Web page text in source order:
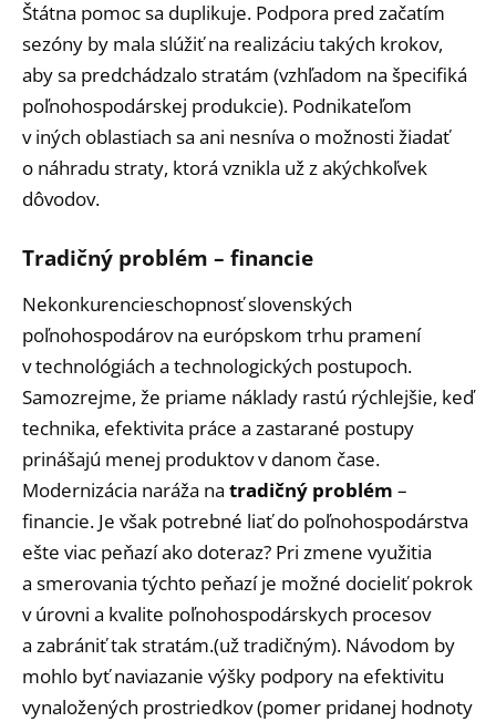
Štátna pomoc sa duplikuje. Podpora pred začatím
sezóny by mala slúžiť na realizáciu takých krokov,
aby sa predchádzalo stratám (vzhľadom na špecifiká
poľnohospodárskej produkcie). Podnikateľom
v iných oblastiach sa ani nesníva o možnosti žiadať
o náhradu straty, ktorá vznikla už z akýchkoľvek
dôvodov.
Tradičný problém – financie
Nekonkurencieschopnosť slovenských
poľnohospodárov na európskom trhu pramení
v technológiách a technologických postupoch.
Samozrejme, že priame náklady rastú rýchlejšie, keď
technika, efektivita práce a zastarané postupy
prinášajú menej produktov v danom čase.
Modernizácia naráža na tradičný problém –
financie. Je však potrebné liať do poľnohospodárstva
ešte viac peňazí ako doteraz? Pri zmene využitia
a smerovania týchto peňazí je možné docieliť pokrok
v úrovni a kvalite poľnohospodárskych procesov
a zabrániť tak stratám.(už tradičným). Návodom by
mohlo byť naviazanie výšky podpory na efektivitu
vynaložených prostriedkov (pomer pridanej hodnoty